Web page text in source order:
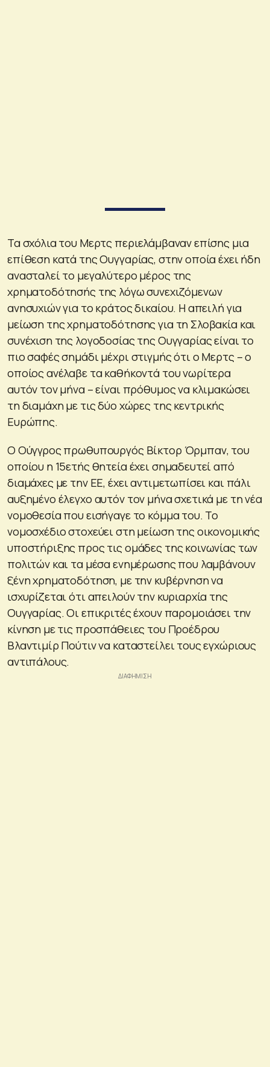
Τα σχόλια του Μερτς περιελάμβαναν επίσης μια
επίθεση κατά της Ουγγαρίας, στην οποία έχει ήδη
ανασταλεί το μεγαλύτερο μέρος της
χρηματοδότησής της λόγω συνεχιζόμενων
ανησυχιών για το κράτος δικαίου. Η απειλή για
μείωση της χρηματοδότησης για τη Σλοβακία και
συνέχιση της λογοδοσίας της Ουγγαρίας είναι το
πιο σαφές σημάδι μέχρι στιγμής ότι ο Μερτς – ο
οποίος ανέλαβε τα καθήκοντά του νωρίτερα
αυτόν τον μήνα – είναι πρόθυμος να κλιμακώσει
τη διαμάχη με τις δύο χώρες της κεντρικής
Ευρώπης.
Ο Ούγγρος πρωθυπουργός Βίκτορ Όρμπαν, του
οποίου η 15ετής θητεία έχει σημαδευτεί από
διαμάχες με την ΕΕ, έχει αντιμετωπίσει και πάλι
αυξημένο έλεγχο αυτόν τον μήνα σχετικά με τη νέα
νομοθεσία που εισήγαγε το κόμμα του. Το
νομοσχέδιο στοχεύει στη μείωση της οικονομικής
υποστήριξης προς τις ομάδες της κοινωνίας των
πολιτών και τα μέσα ενημέρωσης που λαμβάνουν
ξένη χρηματοδότηση, με την κυβέρνηση να
ισχυρίζεται ότι απειλούν την κυριαρχία της
Ουγγαρίας. Οι επικριτές έχουν παρομοιάσει την
κίνηση με τις προσπάθειες του Προέδρου
Βλαντιμίρ Πούτιν να καταστείλει τους εγχώριους
αντιπάλους.